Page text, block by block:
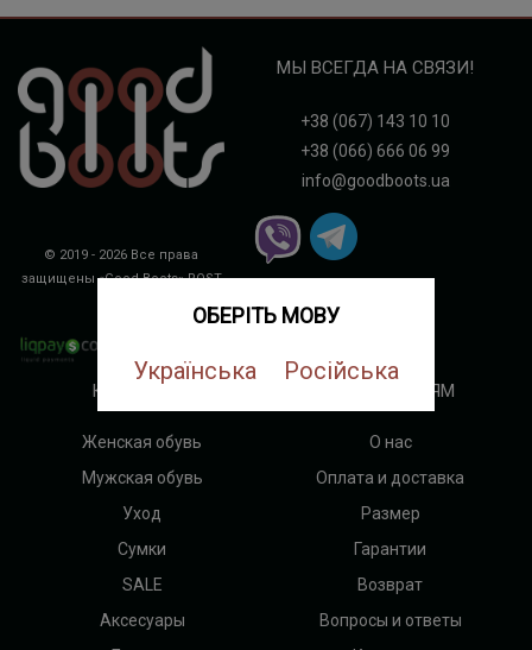
ОБЕРІТЬ МОВУ
Українська Російська
© 2019 - 2026 Все права
защищены «Good Boots»ROST
МЫ ВСЕГДА НА СВЯЗИ!
+38 (067) 143 10 10
+38 (066) 666 06 99
info@goodboots.ua
КАТЕГОРИИ
Женская обувь
Мужская обувь
Уход
Сумки
SALE
Аксесуары
ПОКУПАТЕЛЯМ
О нас
Оплата и доставка
Размер
Гарантии
Возврат
Вопросы и ответы